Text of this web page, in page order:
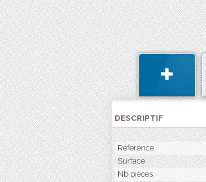
DESCRIPTIF
Réference
Surface
Nb pièces